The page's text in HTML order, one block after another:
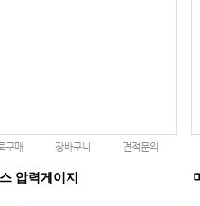
구매 장바구니 견적문의
압력게이지